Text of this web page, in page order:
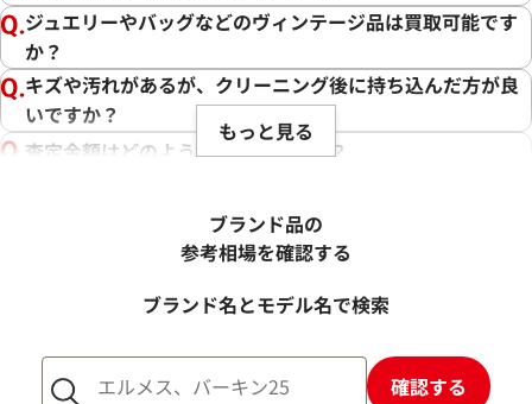
ジュエリーやバッグなどのヴィンテージ品は買取可能です
か？
キズや汚れがあるが、クリーニング後に持ち込んだ方が良
いですか？
査定金額はどのように決まりますか？
売却するか悩んでいるのですが、査定だけお願いできます
1点からでも査定できますか？
もっと見る
ブランド品の
参考相場を確認する
ブランド名とモデル名で検索
確認する